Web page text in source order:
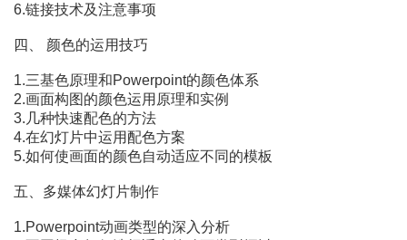
6.链接技术及注意事项
四、 颜色的运用技巧
1.三基色原理和Powerpoint的颜色体系
2.画面构图的颜色运用原理和实例
3.几种快速配色的方法
4.在幻灯片中运用配色方案
5.如何使画面的颜色自动适应不同的模板
五、多媒体幻灯片制作
1.Powerpoint动画类型的深入分析